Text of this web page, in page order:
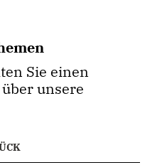
Sie einen
unsere